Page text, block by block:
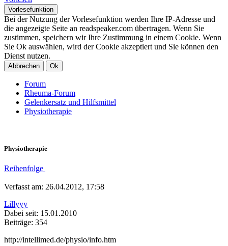
Vorlesefunktion
Bei der Nutzung der Vorlesefunktion werden Ihre IP-Adresse und
die angezeigte Seite an readspeaker.com übertragen. Wenn Sie
zustimmen, speichern wir Ihre Zustimmung in einem Cookie. Wenn
Sie Ok auswählen, wird der Cookie akzeptiert und Sie können den
Dienst nutzen.
Abbrechen Ok
Forum
Rheuma-Forum
Gelenkersatz und Hilfsmittel
Physiotherapie
Physiotherapie
Reihenfolge
Verfasst am: 26.04.2012, 17:58
Lillyyy
Dabei seit: 15.01.2010
Beiträge: 354
http://intellimed.de/physio/info.htm